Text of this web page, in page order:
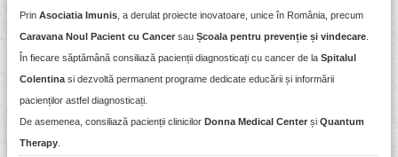
Prin Asociatia Imunis , a derulat proiecte inovatoare, unice în România, precum
Caravana Noul Pacient cu Cancer sau Școala pentru prevenție și vindecare
În fiecare săptămână consiliază pacienții diagnosticați cu cancer de la Spitalul
Colentina si dezvoltă permanent programe dedicate educării și informării
pacienților astfel diagnosticați.
De asemenea, consiliază pacienții clinicilor Donna Medical Center și Quantum
Therapy